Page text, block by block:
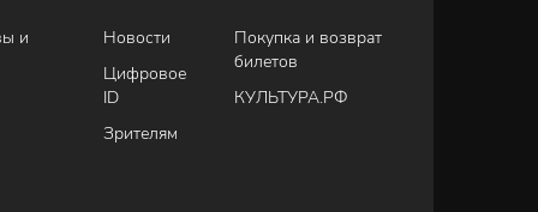
и
Новости
Цифровое
ID
Зрителям
Покупка и возврат
билетов
КУЛЬТУРА.РФ